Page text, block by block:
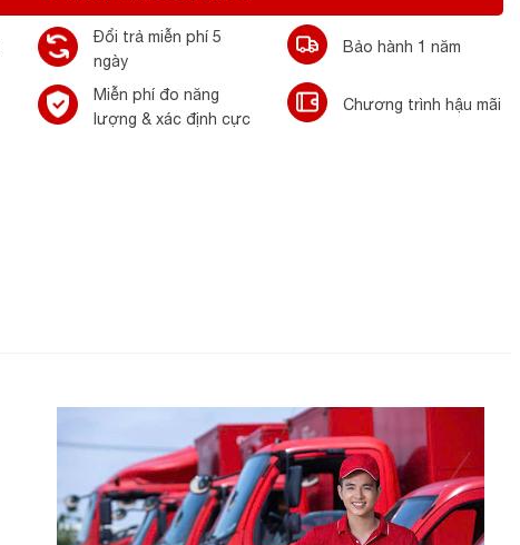
Đổi trả miễn phí 5
ngày
Bảo hành 1 năm
Miễn phí đo năng
lượng & xác định cực
Chương trình hậu mãi